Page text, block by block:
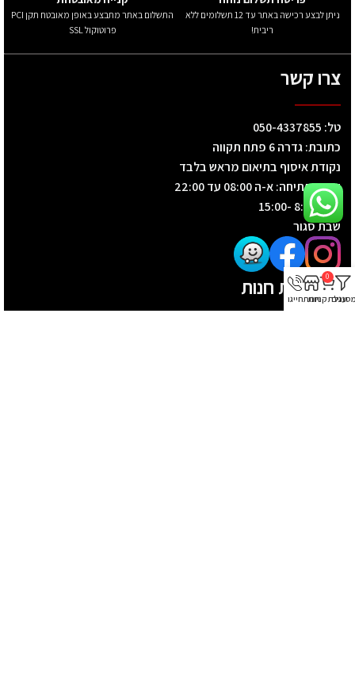
ניתן לבצע רכישה באתר עד 12 תשלומים ללא
ריבית!
התשלום באתר מתבצע באופן מאובטח תקן PCI
פרוטוקול SSL
צרו קשר
טל: 050-4337855
כתובת: גדרה 6 פתח תקווה
נקודת איסוף בתיאום מראש בלבד
שעות פתיחה: א-ה 08:00 עד 22:00
שישי 8:00 -15:00
שבת סגור
קטגוריות חנותמסננים
0
עגלת קניות
חנותחייגו